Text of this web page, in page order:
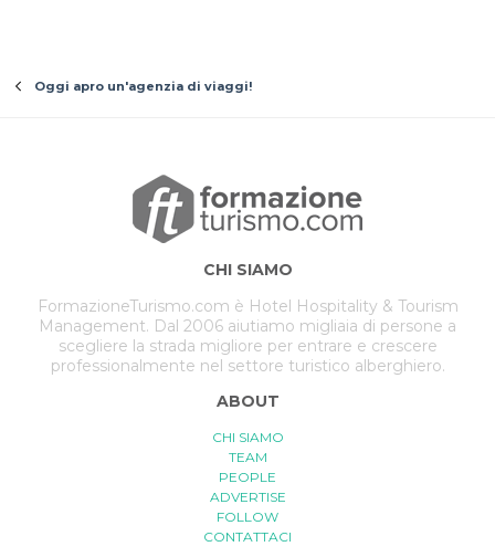
Oggi apro un'agenzia di viaggi!
CHI SIAMO
FormazioneTurismo.com è Hotel Hospitality & Tourism
Management. Dal 2006 aiutiamo migliaia di persone a
scegliere la strada migliore per entrare e crescere
professionalmente nel settore turistico alberghiero.
ABOUT
CHI SIAMO
TEAM
PEOPLE
ADVERTISE
FOLLOW
CONTATTACI